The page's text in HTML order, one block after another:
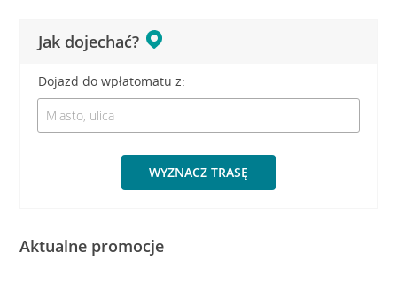
Jak dojechać?
Dojazd do wpłatomatu z:
WYZNACZ TRASĘ
Aktualne promocje